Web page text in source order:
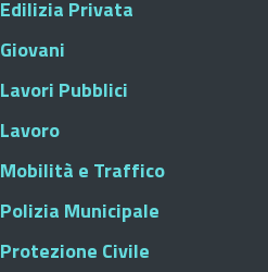
Edilizia Privata
Giovani
Lavori Pubblici
Lavoro
Mobilità e Traffico
Polizia Municipale
Protezione Civile